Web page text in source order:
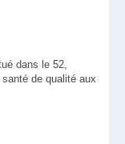
dans le 52,
de qualité aux